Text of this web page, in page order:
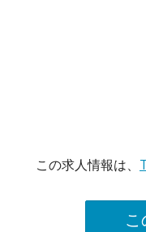
この求人情報は、